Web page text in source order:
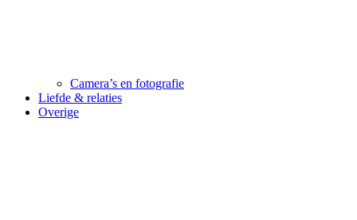
Camera’s en fotografie
Liefde & relaties
Overige